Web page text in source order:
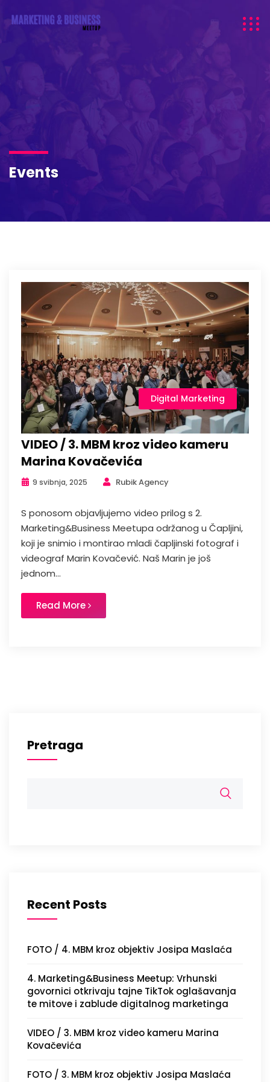
Events
Digital Marketing
VIDEO / 3. MBM kroz video kameru
Marina Kovačevića
9 svibnja, 2025 Rubik Agency
S ponosom objavljujemo video prilog s 2.
Marketing&Business Meetupa održanog u Čapljini,
koji je snimio i montirao mladi čapljinski fotograf i
videograf Marin Kovačević. Naš Marin je još
jednom...
Read More
Pretraga
Recent Posts
FOTO / 4. MBM kroz objektiv Josipa Maslaća
4. Marketing&Business Meetup: Vrhunski
govornici otkrivaju tajne TikTok oglašavanja
te mitove i zablude digitalnog marketinga
VIDEO / 3. MBM kroz video kameru Marina
Kovačevića
FOTO / 3. MBM kroz objektiv Josipa Maslaća